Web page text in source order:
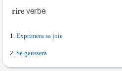
rire
Exprimera sa joie
Se gaussera